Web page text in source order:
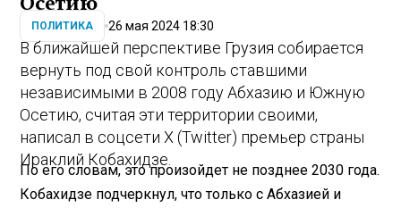
ПОЛИТИКА 26 мая 2024 18:30
В ближайшей перспективе Грузия собирается
вернуть под свой контроль ставшими
независимыми в 2008 году Абхазию и Южную
Осетию, считая эти территории своими,
написал в соцсети X (Twitter) премьер страны
Ираклий Кобахидзе.
По его словам, это произойдет не позднее 2030 года.
Кобахидзе подчеркнул, что только с Абхазией и